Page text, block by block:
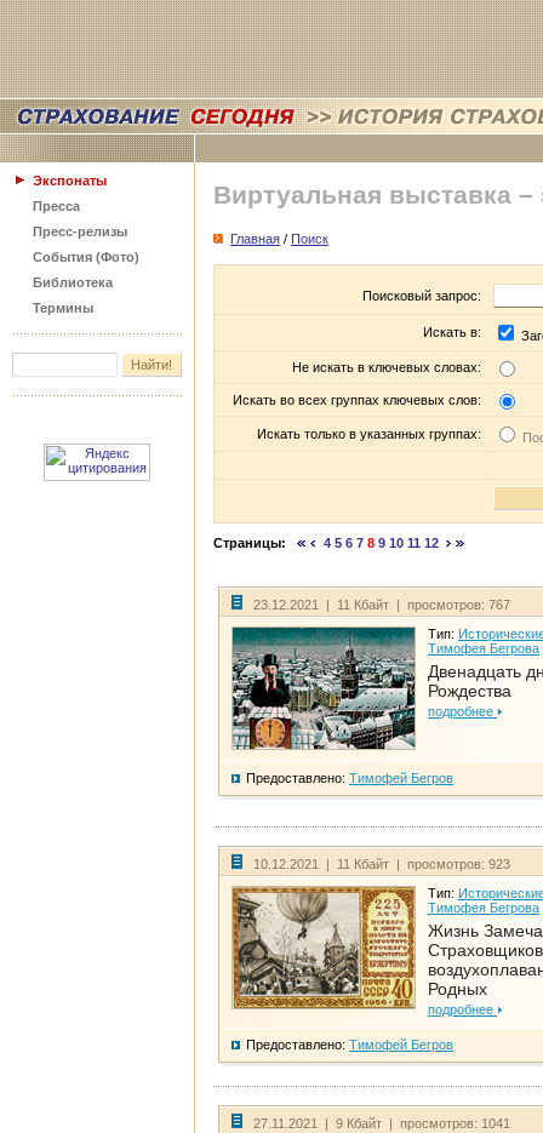
Экспонаты
Пресса
Пресс-релизы
События (Фото)
Библиотека
Термины
Виртуальная выставка –
Главная / Поиск
Поисковый запрос:
Искать в:
Не искать в ключевых словах:
Искать во всех группах ключевых слов:
Искать только в указанных группах:
Страницы: 4 5 6 7 8 9 10 11 12
23.12.2021 | 11 Кбайт | просмотров: 767
Тип:
Тимофея Бегрова
Двенадцать
Рождества
подробнее
Предоставлено: Тимофей Бегров
10.12.2021 | 11 Кбайт | просмотров: 923
Тип:
Тимофея Бегрова
Жизнь
Родных
подробнее
Предоставлено: Тимофей Бегров
27.11.2021 | 9 Кбайт | просмотров: 1041